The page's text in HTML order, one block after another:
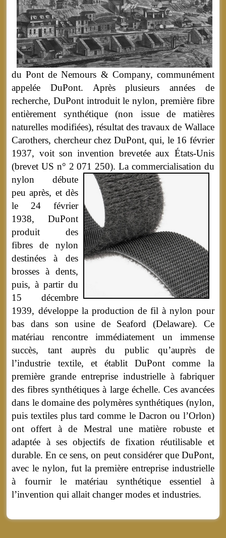
du Pont de Nemours & Company, communément
appelée DuPont. Après plusieurs années de
recherche, DuPont introduit le nylon, première fibre
entièrement synthétique (non issue de matières
naturelles modifiées), résultat des travaux de Wallace
Carothers, chercheur chez DuPont, qui, le 16 février
1937, voit son invention brevetée aux États-Unis
(brevet US n° 2 071 250).La commercialisation du
nylon débute
peu après, et dès
le 24 février
1938, DuPont
produit des
fibres de nylon
destinées à des
brosses à dents,
puis, à partir du
15 décembre
1939, développe la production de fil à nylon pour
bas dans son usine de Seaford (Delaware). Ce
matériau rencontre immédiatement un immense
succès, tant auprès du public qu’auprès de
l’industrie textile, et établit DuPont comme la
première grande entreprise industrielle à fabriquer
des fibres synthétiques à large échelle. Ces avancées
dans le domaine des polymères synthétiques (nylon,
puis textiles plus tard comme le Dacron ou l’Orlon)
ont offert à de Mestral une matière robuste et
adaptée à ses objectifs de fixation réutilisable et
durable. En ce sens, on peut considérer que DuPont,
avec le nylon, fut la première entreprise industrielle
à fournir le matériau synthétique essentiel à
l’invention qui allait changer modes et industries.